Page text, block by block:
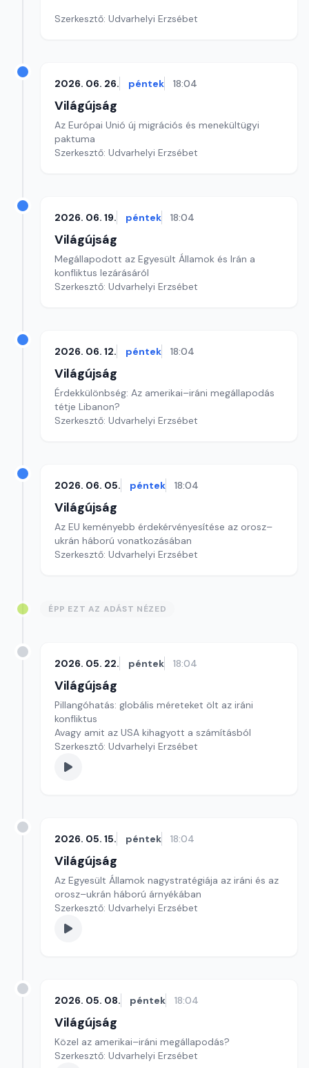
Szerkesztő: Udvarhelyi Erzsébet
2026. 06. 26. péntek 18:04
Világújság
Az Európai Unió új migrációs és menekültügyi
paktuma
Szerkesztő: Udvarhelyi Erzsébet
2026. 06. 19. péntek 18:04
Világújság
Megállapodott az Egyesült Államok és Irán a
konfliktus lezárásáról
Szerkesztő: Udvarhelyi Erzsébet
2026. 06. 12. péntek 18:04
Világújság
Érdekkülönbség: Az amerikai–iráni megállapodás
tétje Libanon?
Szerkesztő: Udvarhelyi Erzsébet
2026. 06. 05. péntek 18:04
Világújság
Az EU keményebb érdekérvényesítése az orosz–
ukrán háború vonatkozásában
Szerkesztő: Udvarhelyi Erzsébet
ÉPP EZT AZ ADÁST NÉZED
2026. 05. 22. péntek 18:04
Világújság
Pillangóhatás: globális méreteket ölt az iráni
konfliktus
Avagy amit az USA kihagyott a számításból
Szerkesztő: Udvarhelyi Erzsébet
2026. 05. 15. péntek 18:04
Világújság
Az Egyesült Államok nagystratégiája az iráni és az
orosz–ukrán háború árnyékában
Szerkesztő: Udvarhelyi Erzsébet
2026. 05. 08. péntek 18:04
Világújság
Közel az amerikai–iráni megállapodás?
Szerkesztő: Udvarhelyi Erzsébet